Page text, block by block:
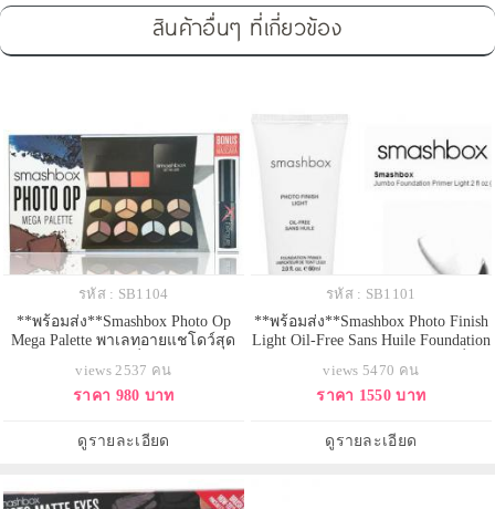
สินค้าอื่นๆ ที่เกี่ยวข้อง
รหัส : SB1104
**พร้อมส่ง**Smashbox Photo Op
Mega Palette พาเลทอายแชโดว์สุด
24 เฉดสีสวย พร้อมบรัช 3 สี แถม
ด้วยมาสคาร่าขนาดพกพาอีก 1 เป็น
สวยทุกเฉดสีเลยค่ะ
views 2537 คน
ราคา 980 บาท
ดูรายละเอียด
รหัส : SB1101
**พร้อมส่ง**Smashbox Photo Finish
Light Oil-Free Sans Huile Foundation
ไซด์ใหญ่สุดคุ้ม ไพร์มเมอร์ซิลิโคน
ใส ช่วยปรับสภาพผิว ช่วยลดจุด
อำพรางรูขุมขน ให้เครื่องสำอางค์
ติดทนผิวหน้าเนียนเรียบตล
views 5470 คน
ราคา 1550 บาท
ดูรายละเอียด